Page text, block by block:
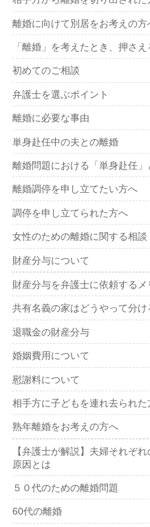
離婚に向けて別居をお考えの方
「離婚」を考えたとき、押さ
初めてのご相談
弁護士を選ぶポイント
離婚に必要な事由
単身赴任中の夫との離婚
離婚問題における「単身赴任
離婚調停を申し立てたい方へ
調停を申し立てられた方へ
女性のための離婚に関する相談
財産分与について
財産分与を弁護士に依頼するメ
共有名義の家はどうやって分け
退職金の財産分与
婚姻費用について
慰謝料について
相手方に子どもを連れ去られた
熟年離婚をお考えの方へ
【弁護士が解説】夫婦それぞ
原因とは
５０代のための離婚問題
60代の離婚